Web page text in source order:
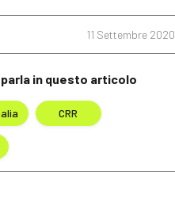
11 Settembre 2020
parla in questo articolo
CRR